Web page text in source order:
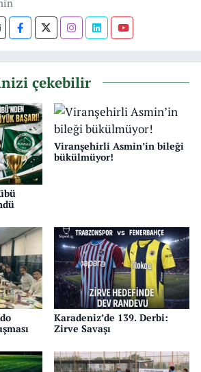
çekebilir
Viranşehirli Asmin’in bileği
bükülmüyor!
Karadeniz’de 139. Derbi:
Zirve Savaşı